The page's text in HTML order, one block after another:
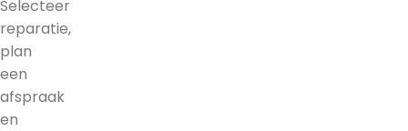
Selecteer
reparatie,
plan
een
afspraak
en